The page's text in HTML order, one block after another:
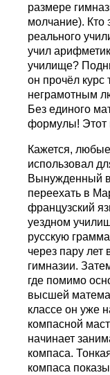
размере
молчание). Кто
реального
учил
училище?
он прочёл курс
неграмотным
Без единого
формулы! Этот
Кажется,
использовал
Вынужденный в
переехать в
французский
уездном
русскую
через пару лет
гимназии.
где помимо
высшей
классе он уже
компасной
начинает
компаса.
компаса